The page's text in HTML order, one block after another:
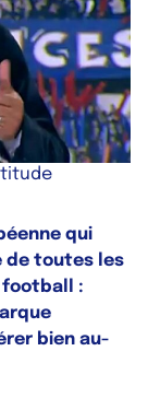
qui
de toutes les
football :
bien au-